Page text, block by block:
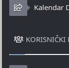
Kalendar
KORISNIČKI